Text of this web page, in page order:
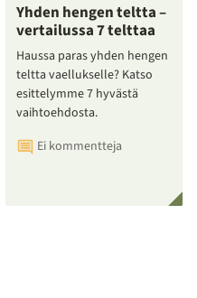
Yhden hengen teltta –
vertailussa 7 telttaa
Haussa paras yhden hengen
teltta vaellukselle? Katso
esittelymme 7 hyvästä
vaihtoehdosta.
Ei kommentteja